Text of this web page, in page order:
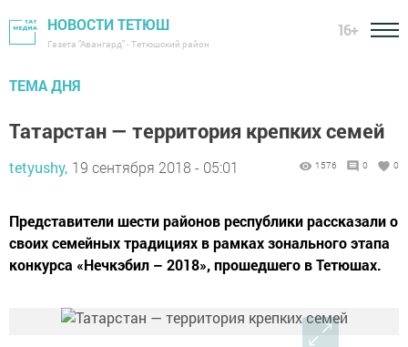
НОВОСТИ ТЕТЮШ
Газета "Авангард" - Тетюшский район
16+
ТЕМА ДНЯ
Татарстан — территория крепких семей
tetyushy, 19 сентября 2018 - 05:01 1576 0 0
Представители шести районов республики рассказали о
своих семейных традициях в рамках зонального этапа
конкурса «Нечкэбил – 2018», прошедшего в Тетюшах.